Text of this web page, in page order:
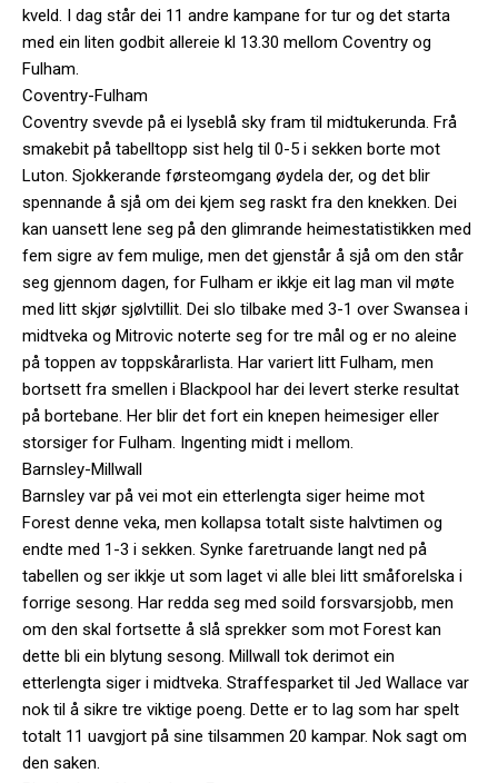
kveld. I dag står dei 11 andre kampane for tur og det starta
med ein liten godbit allereie kl 13.30 mellom Coventry og
Fulham.
Coventry-Fulham
Coventry svevde på ei lyseblå sky fram til midtukerunda. Frå
smakebit på tabelltopp sist helg til 0-5 i sekken borte mot
Luton. Sjokkerande førsteomgang øydela der, og det blir
spennande å sjå om dei kjem seg raskt fra den knekken. Dei
kan uansett lene seg på den glimrande heimestatistikken med
fem sigre av fem mulige, men det gjenstår å sjå om den står
seg gjennom dagen, for Fulham er ikkje eit lag man vil møte
med litt skjør sjølvtillit. Dei slo tilbake med 3-1 over Swansea i
midtveka og Mitrovic noterte seg for tre mål og er no aleine
på toppen av toppskårarlista. Har variert litt Fulham, men
bortsett fra smellen i Blackpool har dei levert sterke resultat
på bortebane. Her blir det fort ein knepen heimesiger eller
storsiger for Fulham. Ingenting midt i mellom.
Barnsley-Millwall
Barnsley var på vei mot ein etterlengta siger heime mot
Forest denne veka, men kollapsa totalt siste halvtimen og
endte med 1-3 i sekken. Synke faretruande langt ned på
tabellen og ser ikkje ut som laget vi alle blei litt småforelska i
forrige sesong. Har redda seg med soild forsvarsjobb, men
om den skal fortsette å slå sprekker som mot Forest kan
dette bli ein blytung sesong. Millwall tok derimot ein
etterlengta siger i midtveka. Straffesparket til Jed Wallace var
nok til å sikre tre viktige poeng. Dette er to lag som har spelt
totalt 11 uavgjort på sine tilsammen 20 kampar. Nok sagt om
den saken.